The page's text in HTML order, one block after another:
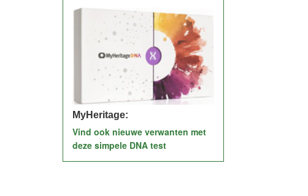
MyHeritage:
Vind ook nieuwe verwanten met
deze simpele DNA test